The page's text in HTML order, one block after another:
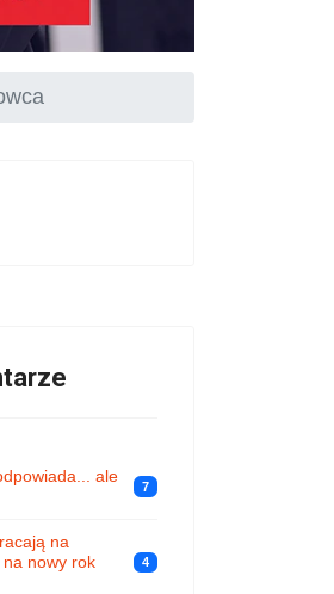
ale
7
na
nowy rok
4